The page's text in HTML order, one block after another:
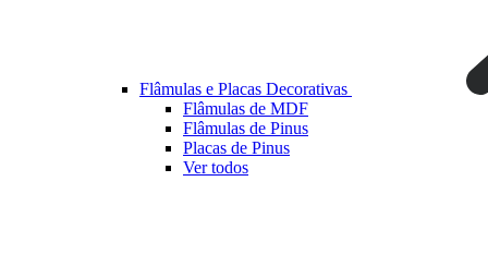
Flâmulas e Placas Decorativas
Flâmulas de MDF
Flâmulas de Pinus
Placas de Pinus
Ver todos